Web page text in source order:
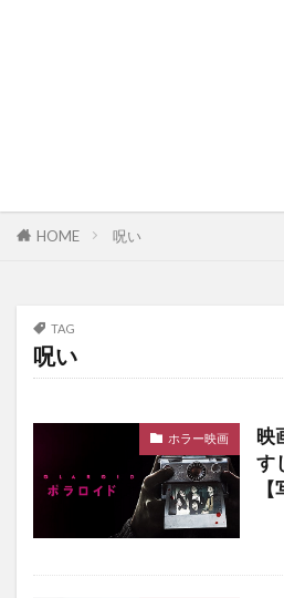
HOME 呪い
TAG
呪い
ホラー映画
映
す